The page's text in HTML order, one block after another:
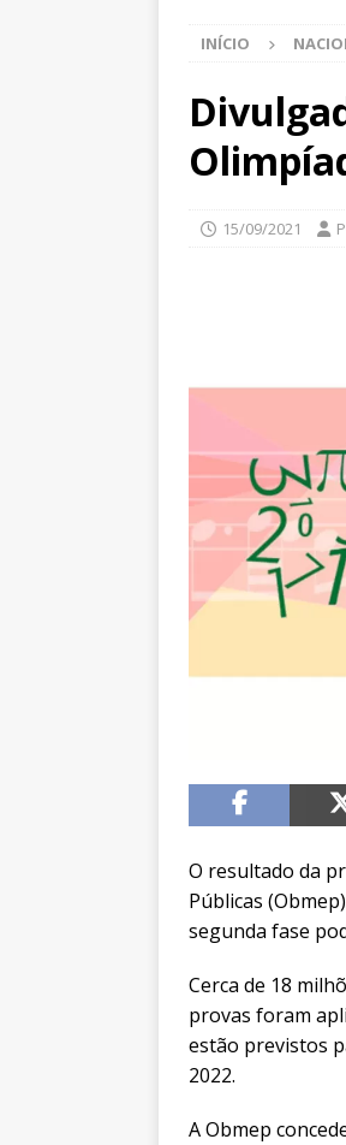
INÍCIO
15/09/2021
O resultado da
Públicas
segunda fase
Cerca de 18
provas foram
estão previstos
2022.
A Obmep